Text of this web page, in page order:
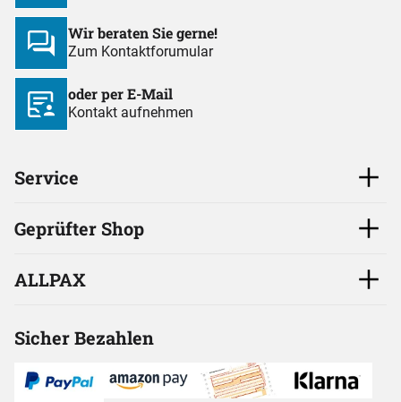
Wir beraten Sie gerne!
Zum Kontaktforumular
oder per E-Mail
Kontakt aufnehmen
Service
Geprüfter Shop
ALLPAX
Sicher Bezahlen